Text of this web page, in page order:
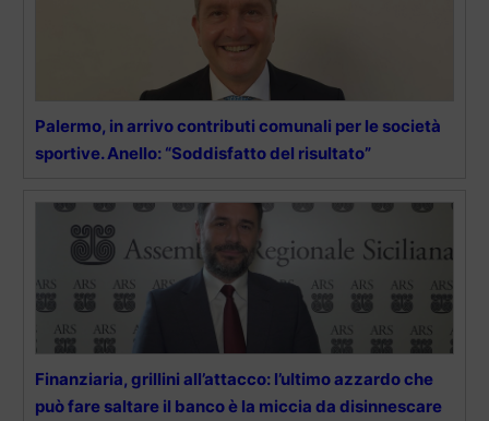
Palermo, in arrivo contributi comunali per le società
sportive. Anello: “Soddisfatto del risultato”
Finanziaria, grillini all’attacco: l’ultimo azzardo che
può fare saltare il banco è la miccia da disinnescare